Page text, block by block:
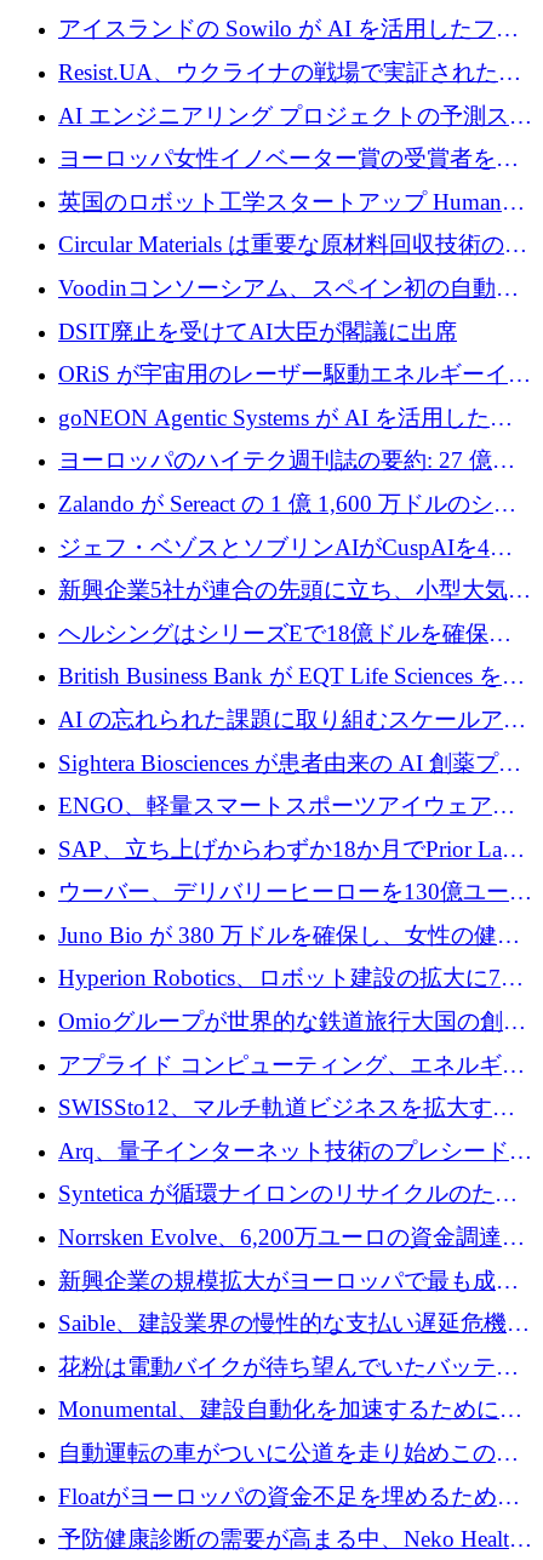
欧州防衛技術ファンドに5億ユーロを拠出
アイスランドの Sowilo が AI を活用したファ
ッション製品インテリジェンス プラットフォ
ームを拡大するためにプレシードを調達
Resist.UA、ウクライナの戦場で実証された防
衛技術を拡大するために5,000万ユーロの欧州
基金を立ち上げる
AI エンジニアリング プロジェクトの予測スタ
ートアップ Cascade が a16z アクセラレータか
らの支援を獲得
ヨーロッパ女性イノベーター賞の受賞者を紹
介します
英国のロボット工学スタートアップ Humanoid
がシリーズ A 1 億 5,200 万ドルで評価額 13 億
5,000 万ドルに到達
Circular Materials は重要な原材料回収技術の拡
張に 1,180 万ユーロを確保
Voodinコンソーシアム、スペイン初の自動木
製ブレード工場の建設にEU補助金4,800万ユ
ーロを確保
DSIT廃止を受けてAI大臣が閣議に出席
ORiS が宇宙用のレーザー駆動エネルギーイン
フラの構築に 500 万ユーロを調達
goNEON Agentic Systems が AI を活用したイ
ンフラ計画を加速するために 16 万ユーロを確
ヨーロッパのハイテク週刊誌の要約: 27 億ユ
ーロを超える 60 以上のハイテク資金調達取引
Zalando が Sereact の 1 億 1,600 万ドルのシリ
ーズ B に参加し、AI を活用した倉庫自動化を
ジェフ・ベゾスとソブリンAIがCuspAIを4億
5,000万ドルの資金調達で支援
新興企業5社が連合の先頭に立ち、小型大気質
センサーをEUのクリーンエア政策の中心に据
ヘルシングはシリーズEで18億ドルを確保、
ウーバーはデリバリー・ヒーローを130億ユー
ロの契約で買収、レボルトは2027年に米国の
銀行を立ち上げる
British Business Bank が EQT Life Sciences を
2,500 万ユーロのコミットメントで支援
AI の忘れられた課題に取り組むスケールアッ
プを実現: カメラロール
Sightera Biosciences が患者由来の AI 創薬プラ
ットフォームを拡大するために 300 万ユーロ
のプレシードをクローズ
ENGO、軽量スマートスポーツアイウェアの
進歩のために510万ユーロを調達
SAP、立ち上げからわずか18か月でPrior Labs
を10億ユーロ以上の契約で買収
ウーバー、デリバリーヒーローを130億ユーロ
の契約で買収、99か国にまたがるプラットフ
ォームを構築
Juno Bio が 380 万ドルを確保し、女性の健康
専用の初のシーケンスラボを開設
Hyperion Robotics、ロボット建設の拡大に740
万ドルを確保
Omioグループが世界的な鉄道旅行大国の創設
を目指してRail Europeを買収
アプライド コンピューティング、エネルギー
向け基盤 AI の拡張に 2,000 万ドルを調達
SWISSto12、マルチ軌道ビジネスを拡大する
ためにシリーズCで7,000万ドルを調達
Arq、量子インターネット技術のプレシードと
して140万ドルを確保
Syntetica が循環ナイロンのリサイクルのため
にシリーズ A で 3,000 万ドルを調達
Norrsken Evolve、6,200万ユーロの資金調達
後、アムステルダムに根を張る
新興企業の規模拡大がヨーロッパで最も成功
した創業者を生み出す、アントラー氏が発見
Saible、建設業界の慢性的な支払い遅延危機に
対処するために 290 万ポンドを調達
花粉は電動バイクが待ち望んでいたバッテリ
ー交換ネットワークを構築している
Monumental、建設自動化を加速するためにシ
リーズ B で 3,200 万ドルを確保
自動運転の車がついに公道を走り始めこの国
が世界をリードしようとしている
Floatがヨーロッパの資金不足を埋めるために
シリーズAで450万ユーロを調達
予防健康診断の需要が高まる中、Neko Health